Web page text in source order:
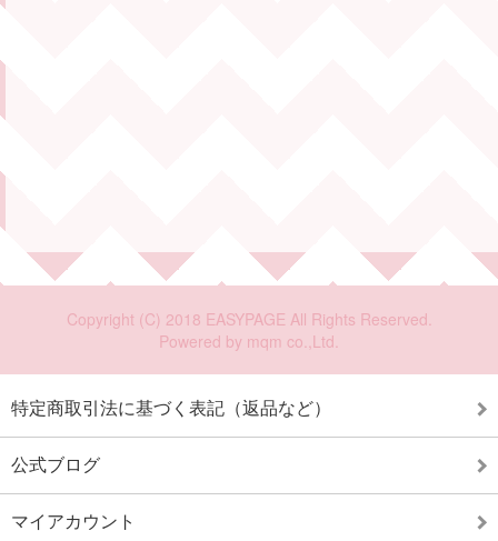
特定商取引法に基づく表記（返品など）
公式ブログ
マイアカウント